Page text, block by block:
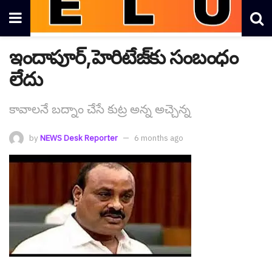
ఇందాపూర్,హెరిటేజ్‌కు సంబంధం
లేదు
కావాలనే బద్నాం చేసే కుట్ర అన్న అచ్చెన్న
by NEWS Desk Reporter 6 months ago